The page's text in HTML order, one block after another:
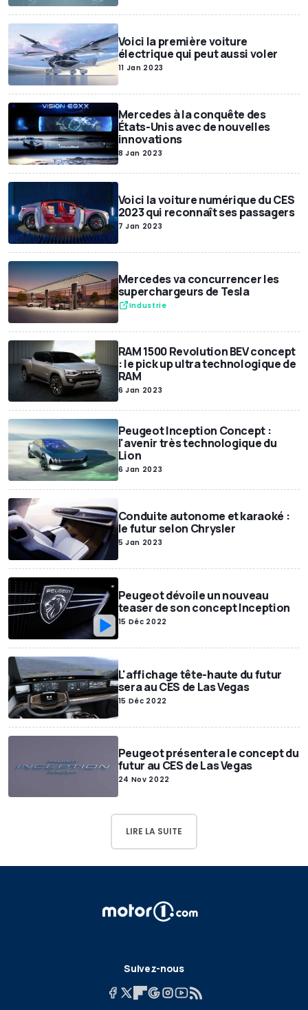
Voici la première voiture
électrique qui peut aussi voler
11 Jan 2023
Mercedes à la conquête des
États-Unis avec de nouvelles
innovations
8 Jan 2023
Voici la voiture numérique du CES
2023 qui reconnaît ses passagers
7 Jan 2023
Mercedes va concurrencer les
superchargeurs de Tesla
Industrie
RAM 1500 Revolution BEV concept
: le pick up ultra technologique de
RAM
6 Jan 2023
Peugeot Inception Concept :
l'avenir très technologique du
Lion
6 Jan 2023
Conduite autonome et karaoké :
le futur selon Chrysler
5 Jan 2023
Peugeot dévoile un nouveau
teaser de son concept Inception
15 Déc 2022
L'affichage tête-haute du futur
sera au CES de Las Vegas
15 Déc 2022
Peugeot présentera le concept du
futur au CES de Las Vegas
24 Nov 2022
LIRE LA SUITE
Suivez-nous